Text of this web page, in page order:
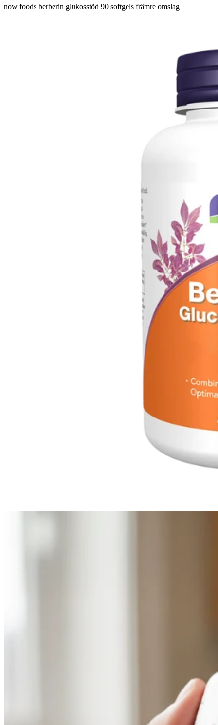
now foods berberin glukosstöd 90 softgels främre omslag